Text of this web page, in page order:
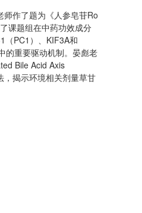
作了题为《人参皂苷Ro
课题组在中药功效成分
（PC1）、KIF3A和
的重要驱动机制。晏彪老
Bile Acid Axis
，揭示环境相关剂量草甘